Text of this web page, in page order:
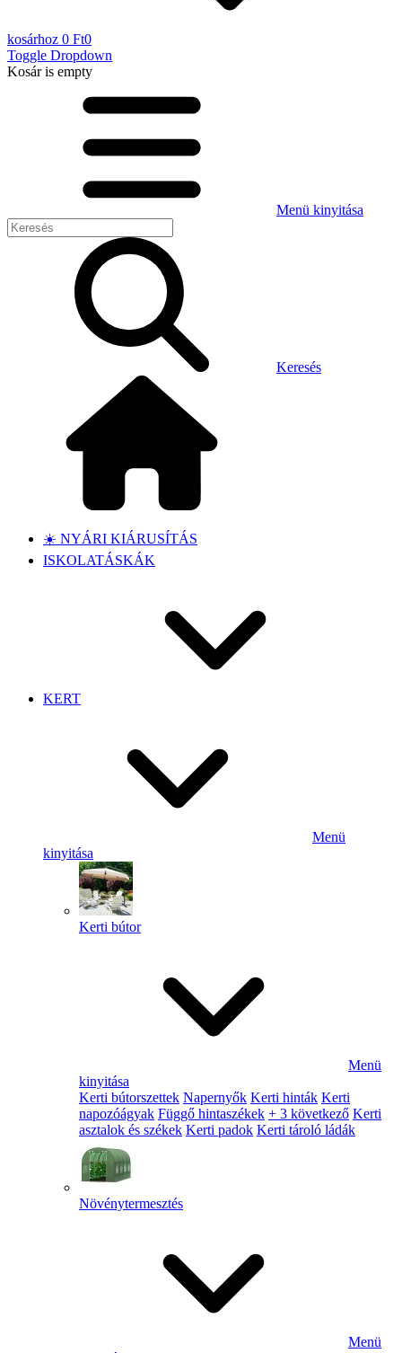
kosárhoz 0 Ft0
Toggle Dropdown
Kosáris empty
Menü kinyitása
Keresés
☀️ NYÁRI KIÁRUSÍTÁS
ISKOLATÁSKÁK
KERT
Menü
kinyitása
Kerti bútor
Menü
kinyitása
Kerti bútorszettek Napernyők Kerti hinták Kerti
napozóágyak Függő hintaszékek + 3 következő Kerti
asztalok és székek Kerti padok Kerti tároló ládák
Növénytermesztés
Menü